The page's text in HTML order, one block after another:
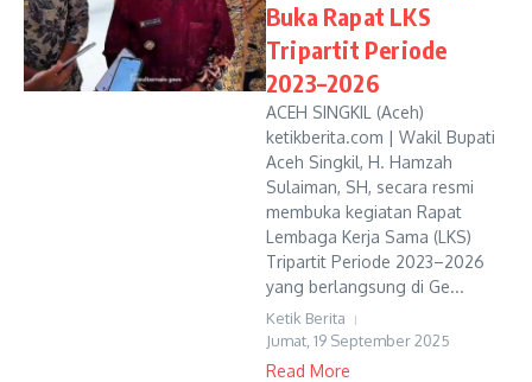
Buka Rapat LKS
Tripartit Periode
2023–2026
ACEH SINGKIL (Aceh)
ketikberita.com | Wakil Bupati
Aceh Singkil, H. Hamzah
Sulaiman, SH, secara resmi
membuka kegiatan Rapat
Lembaga Kerja Sama (LKS)
Tripartit Periode 2023–2026
yang berlangsung di Ge...
Ketik Berita
Jumat, 19 September 2025
Read More